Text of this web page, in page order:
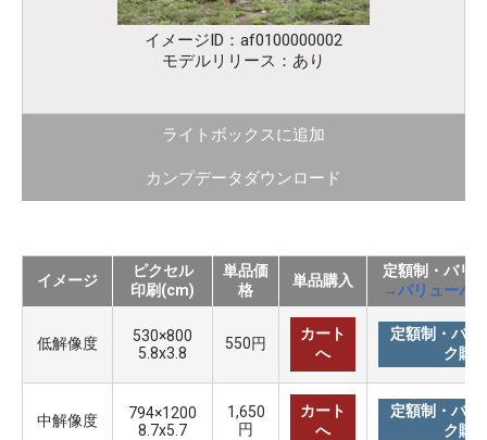
イメージID：af0100000002
モデルリリース：あり
ライトボックスに追加
カンプデータダウンロード
イメージ
ピクセル
印刷(cm)
単品価
格
単品購入
定額制・バリ
→バリューパ
低解像度
530×800
5.8x3.8
550円
カート
へ
定額制・バリ
ク購
中解像度
794×1200
8.7x5.7
1,650
円
カート
へ
定額制・バリ
ク購